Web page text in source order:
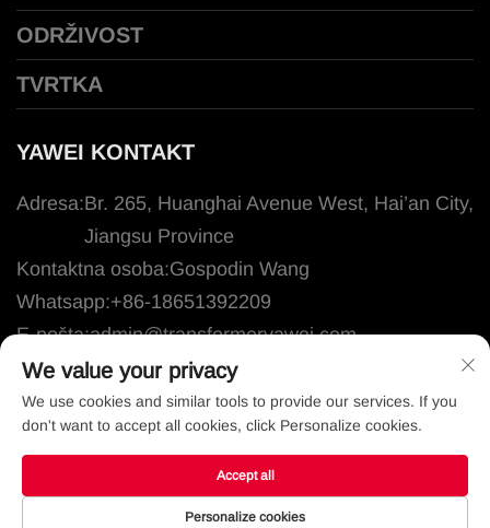
ODRŽIVOST
TVRTKA
YAWEI KONTAKT
Adresa:Br. 265, Huanghai Avenue West, Hai’an City,
Jiangsu Province
Kontaktna osoba:Gospodin Wang
Whatsapp:+86-18651392209
E-pošta:admin@transformeryawei.com
Tehnička podrška:support@transformeryawei.com
Co., Ltd Sva prava pridržana
Privacy Policy-Blog
We value your privacy
We use cookies and similar tools to provide our services. If you
don't want to accept all cookies, click Personalize cookies.
Personalize cookies
Accept all